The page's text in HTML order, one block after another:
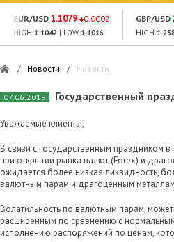
EUR/USD 1.1079 0.0002
HIGH 1.1042 | LOW 1.1016
GBP/USD
HIGH
/ Новости / Новости
07.06.2019 Государственный
Уважаемые клиенты,
В связи с государственным праздником
при открытии рынка валют (Forex) и
ожидается более низкая ликвидность,
валютным парам и драгоценным
Волатильность по валютным парам,
расширенным по сравнению с
исполнению распоряжений по ценам,